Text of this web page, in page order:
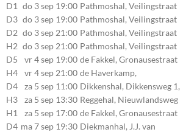
D1 do 3 sep 19:00 Pathmoshal, Veilingstraat
20, 7545LZ Enschede
D3 do 3 sep 19:00 Pathmoshal, Veilingstraat
20, 7545LZ Enschede
D2 do 3 sep 21:00 Pathmoshal, Veilingstraat
20, 7545LZ Enschede
H2 do 3 sep 21:00 Pathmoshal, Veilingstraat
20, 7545LZ Enschede
D5 vr 4 sep 19:00 de Fakkel, Gronausestraat
107, 7581CE Losser
H4 vr 4 sep 21:00 de Haverkamp,
Stationsstraat 30, 7475AM
Markelo
D4 za 5 sep 11:00 Dikkenshal, Dikkensweg 1,
7641CC Wierden
H3 za 5 sep 13:30 Reggehal, Nieuwlandsweg
1, 7461VP Rijssen
H1 za 5 sep 17:00 de Fakkel, Gronausestraat
107, 7581CE Losser
D4 ma 7 sep 19:30 Diekmanhal, J.J. van